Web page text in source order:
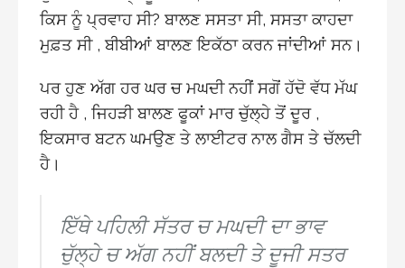
ਕਿਸ ਨੂੰ ਪ੍ਰਵਾਹ ਸੀ? ਬਾਲਣ ਸਸਤਾ ਸੀ, ਸਸਤਾ ਕਾਹਦਾ
ਮੁਫ਼ਤ ਸੀ , ਬੀਬੀਆਂ ਬਾਲਣ ਇਕੱਠਾ ਕਰਨ ਜਾਂਦੀਆਂ ਸਨ।
ਪਰ ਹੁਣ ਅੱਗ ਹਰ ਘਰ ਚ ਮਘਦੀ ਨਹੀਂ ਸਗੋਂ ਹੱਦੋ ਵੱਧ ਮੱਘ
ਰਹੀ ਹੈ , ਜਿਹੜੀ ਬਾਲਣ ਫੂਕਾਂ ਮਾਰ ਚੁੱਲ੍ਹੇ ਤੋਂ ਦੂਰ ,
ਇਕਸਾਰ ਬਟਨ ਘਮਉਣ ਤੇ ਲਾਈਟਰ ਨਾਲ ਗੈਸ ਤੇ ਚੱਲਦੀ
ਹੈ।
ਇੱਥੇ ਪਹਿਲੀ ਸੱਤਰ ਚ ਮਘਦੀ ਦਾ ਭਾਵ
ਚੁੱਲ੍ਹੇ ਚ ਅੱਗ ਨਹੀਂ ਬਲਦੀ ਤੇ ਦੂਜੀ ਸਤਰ